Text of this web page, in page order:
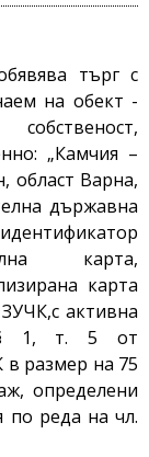
търг с
на обект -
„Камчия –
област Варна,
държавна
карта,
карта
активна
§ 1, т. 5 от
размер на 75
определени
по реда на чл.